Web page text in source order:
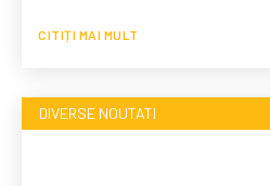
CITIȚI MAI MULT
DIVERSE NOUTATI